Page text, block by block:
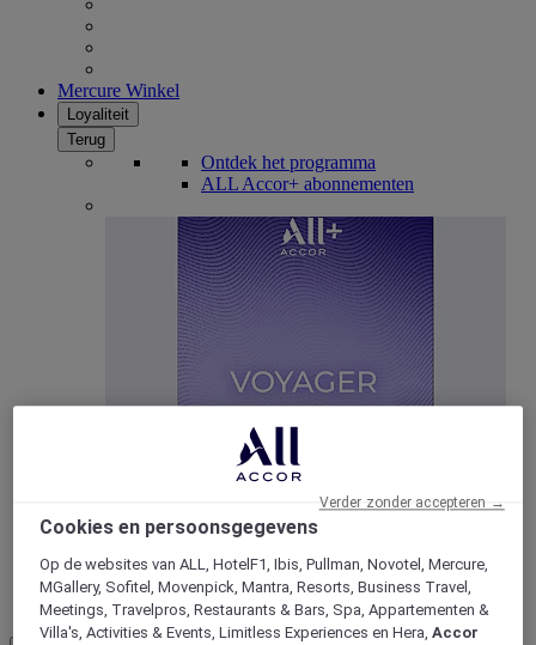
Mercure Winkel
Loyaliteit
Terug
Ontdek het programma
ALL Accor+ abonnementen
ALL Accor+ Voyager
door op uw verblijven bij
+30 merken
WORD NU LID
Meer
Cookies en persoonsgegevens
Op de websites van ALL, HotelF1, Ibis, Pullman, Novotel, Mercure,
MGallery, Sofitel, Movenpick, Mantra, Resorts, Business Travel,
Meetings, Travelpros, Restaurants & Bars, Spa, Appartementen &
Villa's, Activities & Events, Limitless Experiences en Hera,Accor
Verder zonder accepteren →